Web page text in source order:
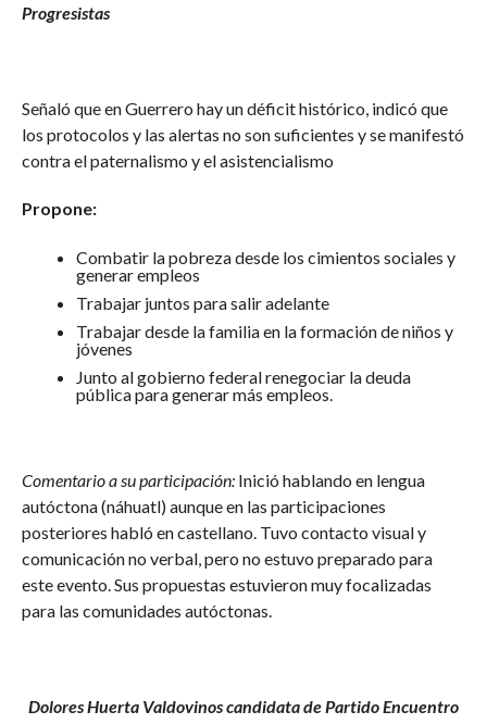
Progresistas
Señaló que en Guerrero hay un déficit histórico, indicó que
los protocolos y las alertas no son suficientes y se manifestó
contra el paternalismo y el asistencialismo
Propone:
Combatir la pobreza desde los cimientos sociales y
generar empleos
Trabajar juntos para salir adelante
Trabajar desde la familia en la formación de niños y
jóvenes
Junto al gobierno federal renegociar la deuda
pública para generar más empleos.
Comentario a su participación:Inició hablando en lengua
autóctona (náhuatl) aunque en las participaciones
posteriores habló en castellano. Tuvo contacto visual y
comunicación no verbal, pero no estuvo preparado para
este evento. Sus propuestas estuvieron muy focalizadas
para las comunidades autóctonas.
Dolores Huerta Valdovinos candidata de Partido Encuentro